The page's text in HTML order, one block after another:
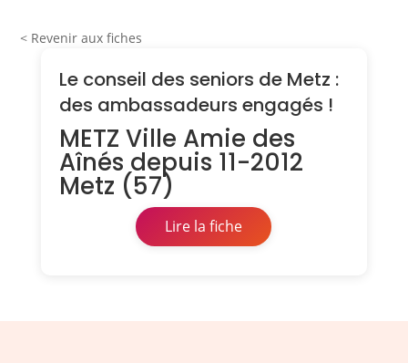
< Revenir aux fiches
Le conseil des seniors de Metz :
des ambassadeurs engagés !
METZ Ville Amie des
Aînés depuis 11-2012
Metz (57)
Lire la fiche